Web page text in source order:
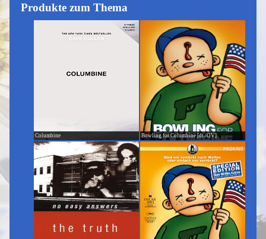
Produkte zum Thema
Columbine Bowling for Columbine [dt./OV]